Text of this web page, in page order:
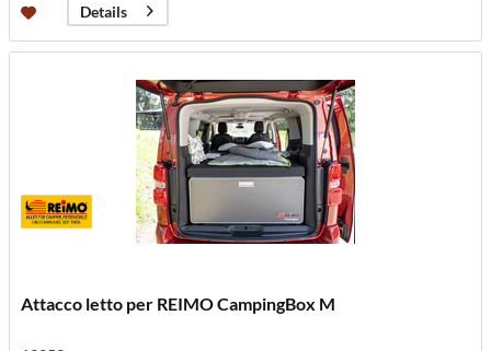
Details
Attacco letto per REIMO CampingBox M